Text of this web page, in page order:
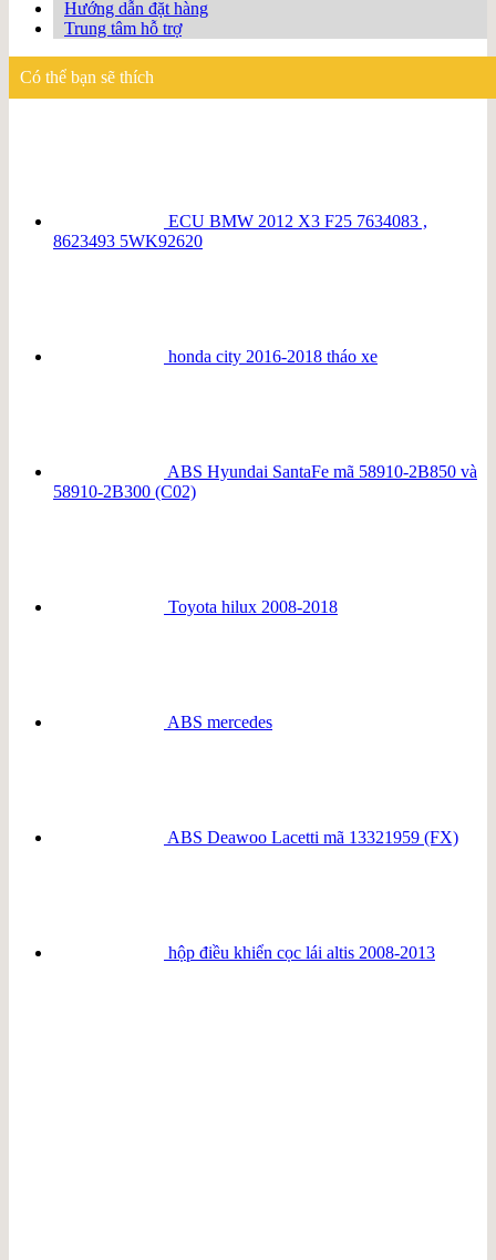
Hướng dẫn đặt hàng
Trung tâm hỗ trợ
Có thể bạn sẽ thích
ECU BMW 2012 X3 F25 7634083 ,
8623493 5WK92620
honda city 2016-2018 tháo xe
ABS Hyundai SantaFe mã 58910-2B850 và
58910-2B300 (C02)
Toyota hilux 2008-2018
ABS mercedes
ABS Deawoo Lacetti mã 13321959 (FX)
hộp điều khiển cọc lái altis 2008-2013